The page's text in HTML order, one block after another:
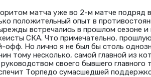
матча уже во 2-м матче подряд
положительный опыт в
встречались в прошлом сезоне
СКА. Что примечательно,
офф. Но лично я не был бы столь
тому несколько, самой главной из
своего бывшего
Торпедо сумасшедшей